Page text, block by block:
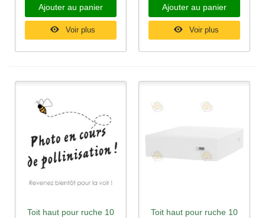
Ajouter au panier
Voir plus
Ajouter au panier
Voir plus
Toit haut pour ruche 10
Toit haut pour ruche 10